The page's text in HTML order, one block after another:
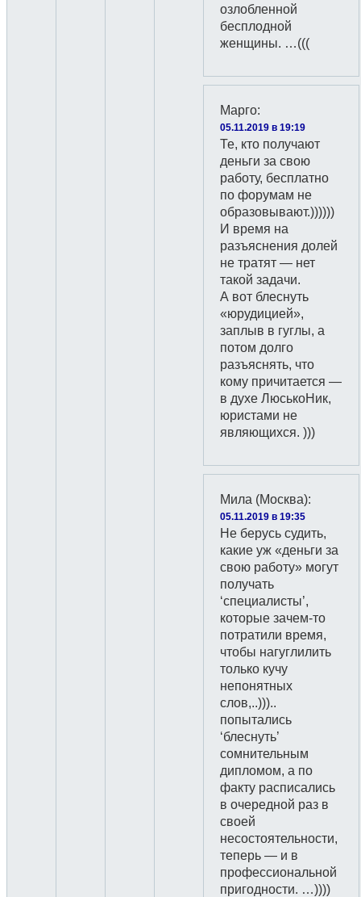
озлобленной
бесплодной
женщины. …(((
Марго:
05.11.2019 в 19:19
Те, кто получают
деньги за свою
работу, бесплатно
по форумам не
образовывают.))))))
И время на
разъяснения долей
не тратят — нет
такой задачи.
А вот блеснуть
«юрудицией»,
заплыв в гуглы, а
потом долго
разъяснять, что
кому причитается —
в духе ЛюськоНик,
юристами не
являющихся. )))
Мила (Москва):
05.11.2019 в 19:35
Не берусь судить,
какие уж «деньги за
свою работу» могут
получать
‘специалисты’,
которые зачем-то
потратили время,
чтобы нагуглилить
только кучу
непонятных
слов,..)))..
попытались
‘блеснуть’
сомнительным
дипломом, а по
факту расписались
в очередной раз в
своей
несостоятельности,
теперь — и в
профессиональной
пригодности. …))))